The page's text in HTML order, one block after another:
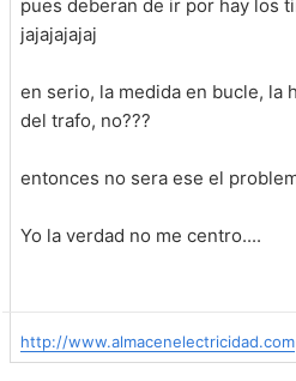
pues deberan de ir por hay los
jajajajajaj
en serio, la medida en bucle, la
del trafo, no???
entonces no sera ese el
Yo la verdad no me centro....
http://www.almacenelectricidad.com